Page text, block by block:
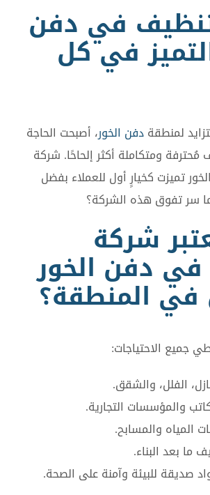
في دفن
في كل
لمنطقةدفن الخور، أصبحت الحاجة
ومتكاملة أكثر إلحاحًا. شركة
تميزت كخيارٍ أول للعملاء بفضل
سر تفوق هذه الشركة؟
شركة
دفن الخور
في المنطقة؟
جميع الاحتياجات:
الفلل، والشقق.
والمؤسسات التجارية.
المياه والمسابح.
ما بعد البناء.
صديقة للبيئة وآمنة على الصحة.